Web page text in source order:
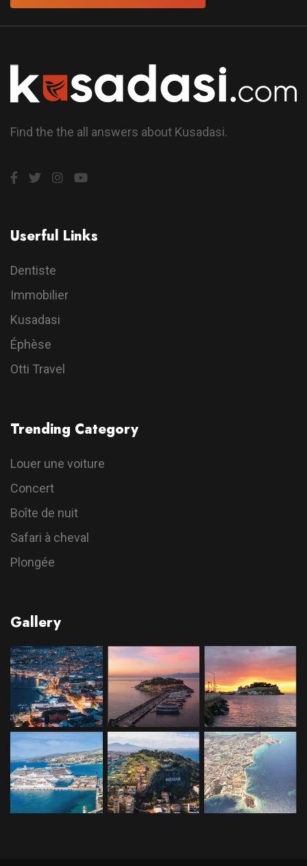
Find the the all answers about Kusadasi.
Userful Links
Dentiste
Immobilier
Kusadasi
Éphèse
Otti Travel
Trending Category
Louer une voiture
Concert
Boîte de nuit
Safari à cheval
Plongée
Gallery